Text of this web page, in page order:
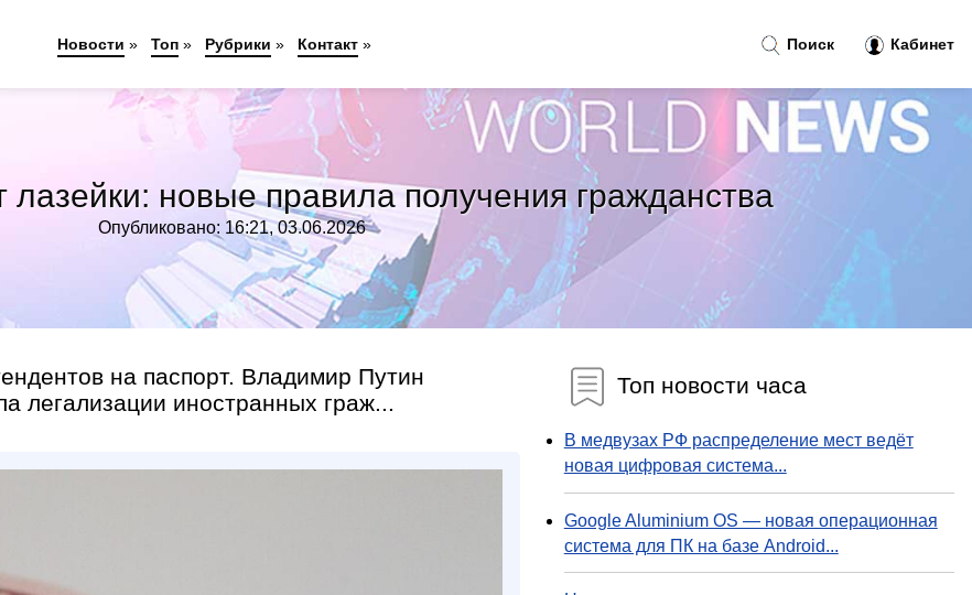
лазейки: новые правила получения гражданства
Опубликовано: 16:21, 03.06.2026
на паспорт. Владимир Путин
легализации иностранных граж...
Топ новости часа
В медвузах РФ распределение мест ведёт
новая цифровая система...
Google Aluminium OS — новая операционная
система для ПК на базе Android...
Поиск Кабинет
Новости » Топ » Рубрики » Контакт »